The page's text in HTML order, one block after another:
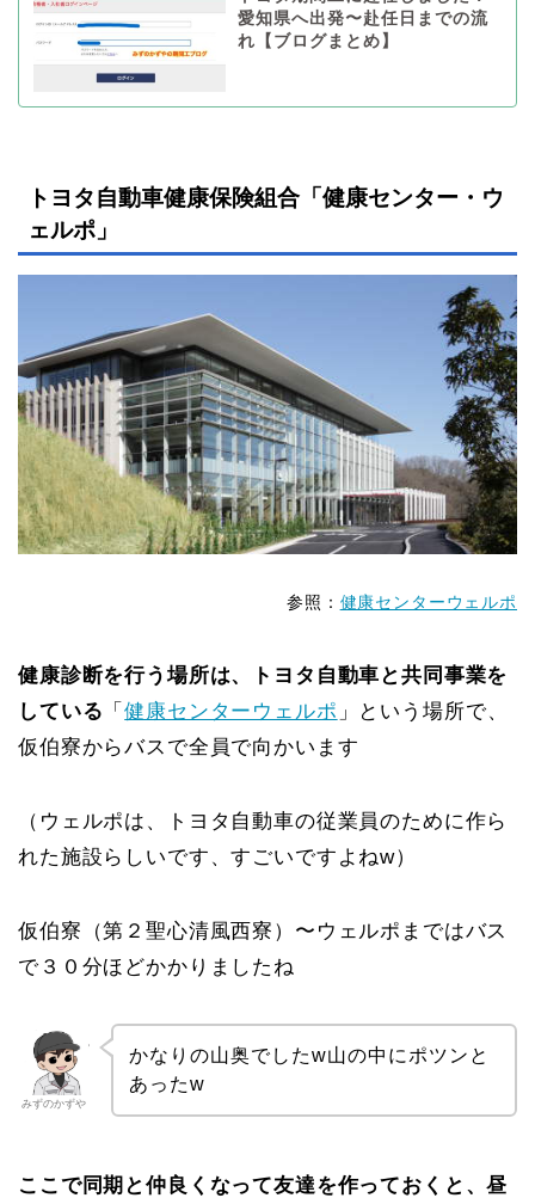
愛知県へ出発〜赴任日までの流
れ【ブログまとめ】
トヨタ自動車健康保険組合「健康センター・ウ
ェルポ」
参照： 健康センターウェルポ
健康診断を行う場所は、トヨタ自動車と共同事業を
している 「健康センターウェルポ 」という場所で、
仮伯寮からバスで全員で向かいます
（ウェルポは、トヨタ自動車の従業員のために作ら
れた施設らしいです、すごいですよねw）
仮伯寮（第２聖心清風西寮）〜ウェルポまではバス
で３０分ほどかかりましたね
みずのかずや
かなりの山奥でしたw山の中にポツンと
あったw
ここで同期と仲良くなって友達を作っておくと、昼